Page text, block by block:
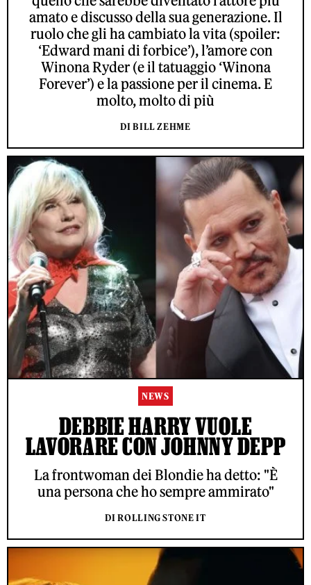
amato e discusso della sua generazione. Il
ruolo che gli ha cambiato la vita (spoiler:
‘Edward mani di forbice’), l’amore con
Winona Ryder (e il tatuaggio ‘Winona
Forever’) e la passione per il cinema. E
molto, molto di più
DI BILL ZEHME
NEWS
DEBBIE HARRY VUOLE
LAVORARE CON JOHNNY DEPP
La frontwoman dei Blondie ha detto: "È
una persona che ho sempre ammirato"
DI ROLLING STONE IT